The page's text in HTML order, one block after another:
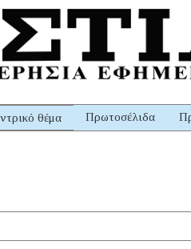
θέμα Πρωτοσέλιδα